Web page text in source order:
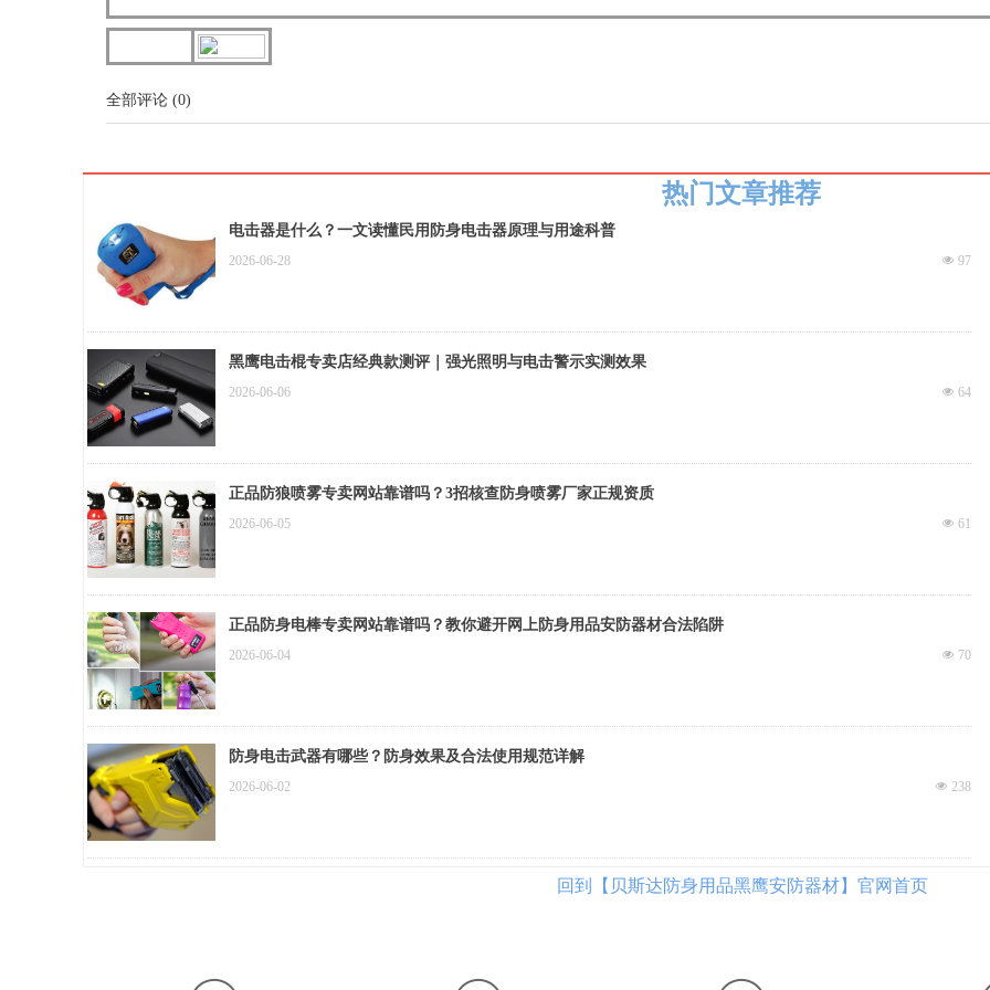
全部评论 (0)
热门文章推荐
电击器是什么？一文读懂民用防身电击器原理与用途科普
넶 97
2026-06-28
黑鹰电击棍专卖店经典款测评｜强光照明与电击警示实测效果
넶 64
2026-06-06
正品防狼喷雾专卖网站靠谱吗？3招核查防身喷雾厂家正规资质
넶 61
2026-06-05
正品防身电棒专卖网站靠谱吗？教你避开网上防身用品安防器材合法陷阱
넶 70
2026-06-04
防身电击武器有哪些？防身效果及合法使用规范详解
넶 238
2026-06-02
回到【贝斯达防身用品黑鹰安防器材】官网首页